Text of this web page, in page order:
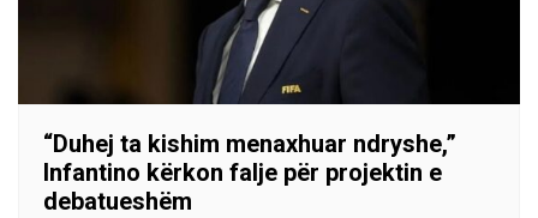
“Duhej ta kishim menaxhuar ndryshe,”
Infantino kërkon falje për projektin e
debatueshëm